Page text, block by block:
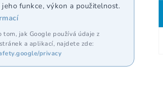
funkce, výkon a použitelnost.
tom, jak Google používá údaje z
a aplikací, najdete zde:
privacy